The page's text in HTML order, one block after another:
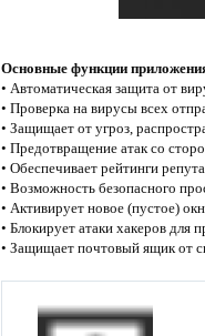
Основные функции
• Автоматическая защита от
• Проверка на вирусы всех
• Защищает от угроз,
• Предотвращение атак со
• Обеспечивает рейтинги
• Возможность безопасного
• Активирует новое (пустое)
• Блокирует атаки хакеров
• Защищает почтовый ящик от